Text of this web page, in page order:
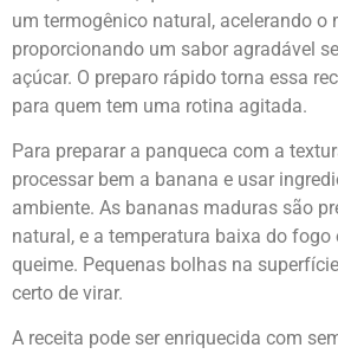
um termogênico natural, acelerando o
proporcionando um sabor agradável
açúcar. O preparo rápido torna essa
para quem tem uma rotina agitada.
Para preparar a panqueca com a
processar bem a banana e usar
ambiente. As bananas maduras são
natural, e a temperatura baixa do fogo
queime. Pequenas bolhas na
certo de virar.
A receita pode ser enriquecida com